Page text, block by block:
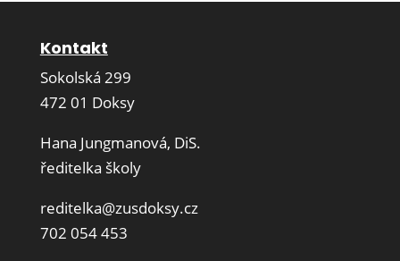
Kontakt
Sokolská 299
472 01 Doksy
Hana Jungmanová, DiS.
ředitelka školy
reditelka@zusdoksy.cz
702 054 453